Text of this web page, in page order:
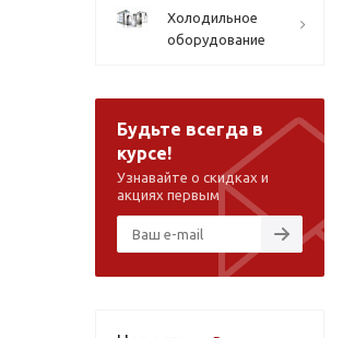
Холодильное
оборудование
Будьте всегда в
курсе!
Узнавайте о скидках и
акциях первым